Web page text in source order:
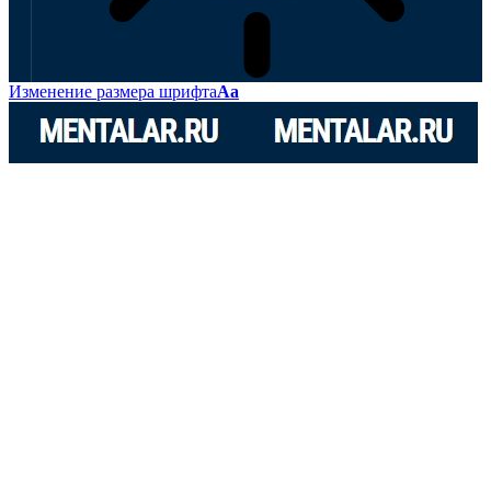
Изменение размера шрифтаАа